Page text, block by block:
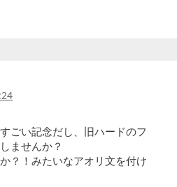
ごい記念だし、旧ハードのフ
ませんか？
？！みたいなアオリ文を付け